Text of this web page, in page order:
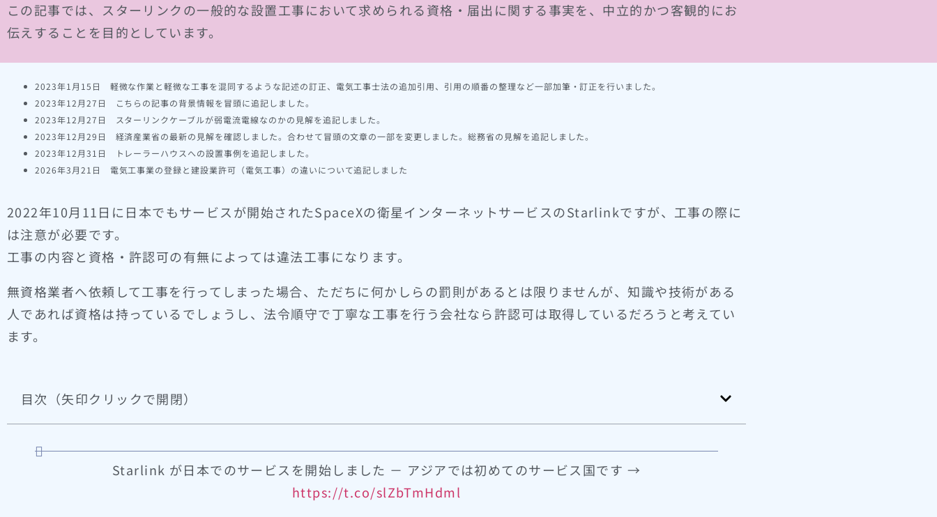
この記事では、スターリンクの一般的な設置工事において求められる資格・届出に関する事実を、中立的かつ客観的にお
伝えすることを目的としています。
2023年1月15日 軽微な作業と軽微な工事を混同するような記述の訂正、電気工事士法の追加引用、引用の順番の整理など一部加筆・訂正を行いました。
2023年12月27日 こちらの記事の背景情報を冒頭に追記しました。
2023年12月27日 スターリンクケーブルが弱電流電線なのかの見解を追記しました。
2023年12月29日 経済産業省の最新の見解を確認しました。合わせて冒頭の文章の一部を変更しました。総務省の見解を追記しました。
2023年12月31日 トレーラーハウスへの設置事例を追記しました。
2026年3月21日 電気工事業の登録と建設業許可（電気工事）の違いについて追記しました
2022年10月11日に日本でもサービスが開始されたSpaceXの衛星インターネットサービスのStarlinkですが、工事の際に
は注意が必要です。
工事の内容と資格・許認可の有無によっては違法工事になります。
無資格業者へ依頼して工事を行ってしまった場合、ただちに何かしらの罰則があるとは限りませんが、知識や技術がある
人であれば資格は持っているでしょうし、法令順守で丁寧な工事を行う会社なら許認可は取得しているだろうと考えてい
ます。
目次（矢印クリックで開閉）
Starlink が日本でのサービスを開始しました － アジアでは初めてのサービス国です →
https://t.co/slZbTmHdml